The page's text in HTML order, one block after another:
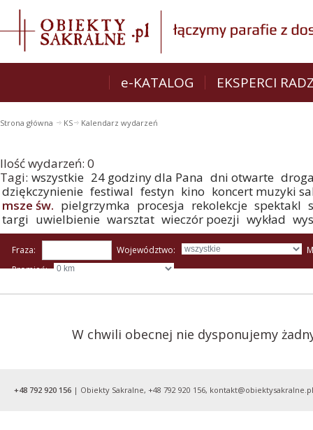
e-KATALOG EKSPERCI
Strona główna KS Kalendarz wydarzeń
Ilość wydarzeń: 0
Tagi: wszystkie 24 godziny dla Pana dni otwarte
dziękczynienie festiwal festyn kino koncert muzyki
msze św. pielgrzymka procesja rekolekcje spektakl
targi uwielbienie warsztat wieczór poezji wykład
Fraza: Województwo:
Promień:
W chwili obecnej nie dysponujemy
+48 792 920 156 | Obiekty Sakralne, +48 792 920 156,